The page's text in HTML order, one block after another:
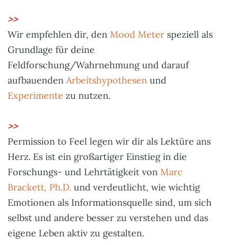
>>
Wir empfehlen dir, den Mood Meter speziell als
Grundlage für deine
Feldforschung/Wahrnehmung und darauf
aufbauenden Arbeitshypothesen und
Experimente zu nutzen.
>>
Permission to Feel legen wir dir als Lektüre ans
Herz. Es ist ein großartiger Einstieg in die
Forschungs- und Lehrtätigkeit von Marc
Brackett, Ph.D. und verdeutlicht, wie wichtig
Emotionen als Informationsquelle sind, um sich
selbst und andere besser zu verstehen und das
eigene Leben aktiv zu gestalten.